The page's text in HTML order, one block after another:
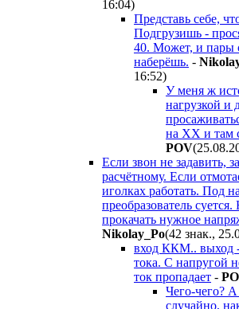
16:04)
Представь себе,
Подгрузишь -
40. Может, и пары
наберёшь. -
16:52)
У меня ж
нагрузкой и
на ХХ и там
POV
Если звон не задавить,
расчётному. Если
иголках работать. Под
преобразователь
прокачать нужное
Nikolay_Po(42 знак.,
вход ККМ.. выход
тока. С напругой
ток пропадает -
Чего-чего?
случайно,